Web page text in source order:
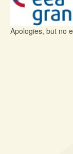
Apologies, but no